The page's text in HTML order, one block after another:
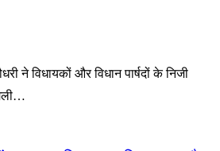
ने विधायकों और विधान पार्षदों के निजी